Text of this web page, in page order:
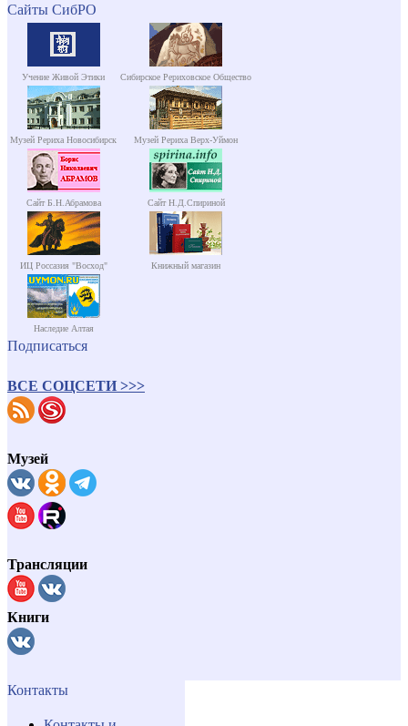
Сайты СибРО
Учение Живой Этики Сибирское Рериховское Общество
Музей Рериха Новосибирск Музей Рериха Верх-Уймон
Сайт Б.Н.Абрамова Сайт Н.Д.Спириной
ИЦ Россазия "Восход" Книжный магазин
Наследие Алтая
Подписаться
ВСЕ СОЦСЕТИ >>>
Музей
Трансляции
Книги
Контакты